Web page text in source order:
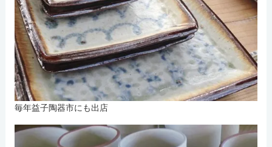
毎年益子陶器市にも出店